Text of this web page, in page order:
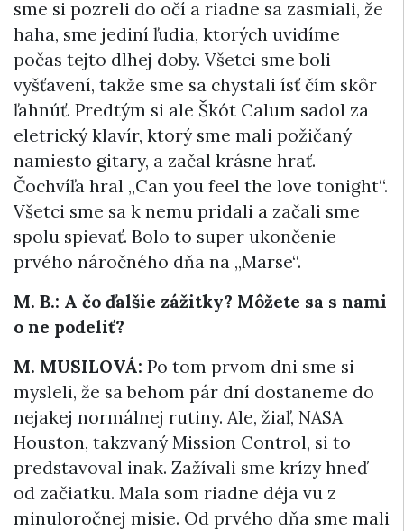
sme si pozreli do očí a riadne sa zasmiali, že
haha, sme jediní ľudia, ktorých uvidíme
počas tejto dlhej doby. Všetci sme boli
vyšťavení, takže sme sa chystali ísť čím skôr
ľahnúť. Predtým si ale Škót Calum sadol za
eletrický klavír, ktorý sme mali požičaný
namiesto gitary, a začal krásne hrať.
Čochvíľa hral „Can you feel the love tonight“.
Všetci sme sa k nemu pridali a začali sme
spolu spievať. Bolo to super ukončenie
prvého náročného dňa na „Marse“.
M. B.: A čo ďalšie zážitky? Môžete sa s nami
o ne podeliť?
M. MUSILOVÁ: Po tom prvom dni sme si
mysleli, že sa behom pár dní dostaneme do
nejakej normálnej rutiny. Ale, žiaľ, NASA
Houston, takzvaný Mission Control, si to
predstavoval inak. Zažívali sme krízy hneď
od začiatku. Mala som riadne déja vu z
minuloročnej misie. Od prvého dňa sme mali